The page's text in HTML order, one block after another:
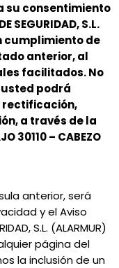
su consentimiento
SEGURIDAD, S.L.
cumplimiento de
anterior, al
facilitados. No
podrá
rectificación,
a través de la
30110 – CABEZO
anterior, será
y el Aviso
S.L. (ALARMUR)
página del
la inclusión de un